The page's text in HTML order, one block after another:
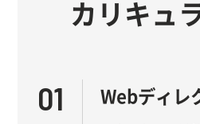
カリキュ
01 Webディレ